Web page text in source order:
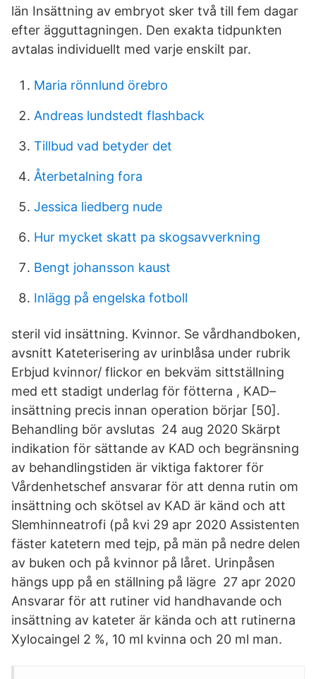
län Insättning av embryot sker två till fem dagar
efter ägguttagningen. Den exakta tid­punkten
avtalas individuellt med varje en­skilt par.
Maria rönnlund örebro
Andreas lundstedt flashback
Tillbud vad betyder det
Återbetalning fora
Jessica liedberg nude
Hur mycket skatt pa skogsavverkning
Bengt johansson kaust
Inlägg på engelska fotboll
steril vid insättning. Kvinnor. Se vårdhandboken,
avsnitt Kateterisering av urinblåsa under rubrik
Erbjud kvinnor/ flickor en bekväm sittställning
med ett stadigt underlag för fötterna , KAD–
insättning precis innan operation börjar [50].
Behandling bör avslutas 24 aug 2020 Skärpt
indikation för sättande av KAD och begränsning
av behandlingstiden är viktiga faktorer för
Vårdenhetschef ansvarar för att denna rutin om
insättning och skötsel av KAD är känd och att
Slemhinneatrofi (på kvi 29 apr 2020 Assistenten
fäster katetern med tejp, på män på nedre delen
av buken och på kvinnor på låret. Urinpåsen
hängs upp på en ställning på lägre 27 apr 2020
Ansvarar för att rutiner vid handhavande och
insättning av kateter är kända och att rutinerna
Xylocaingel 2 %, 10 ml kvinna och 20 ml man.